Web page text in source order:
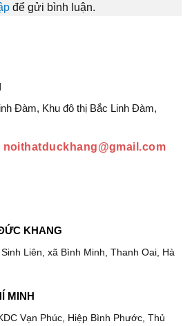
để gửi bình luận.
Đàm, Khu đô thị Bắc Linh Đàm,
noithatduckhang@gmail.com
KHANG
Liên, xã Bình Minh, Thanh Oai, Hà
MINH
Vạn Phúc, Hiệp Bình Phước, Thủ